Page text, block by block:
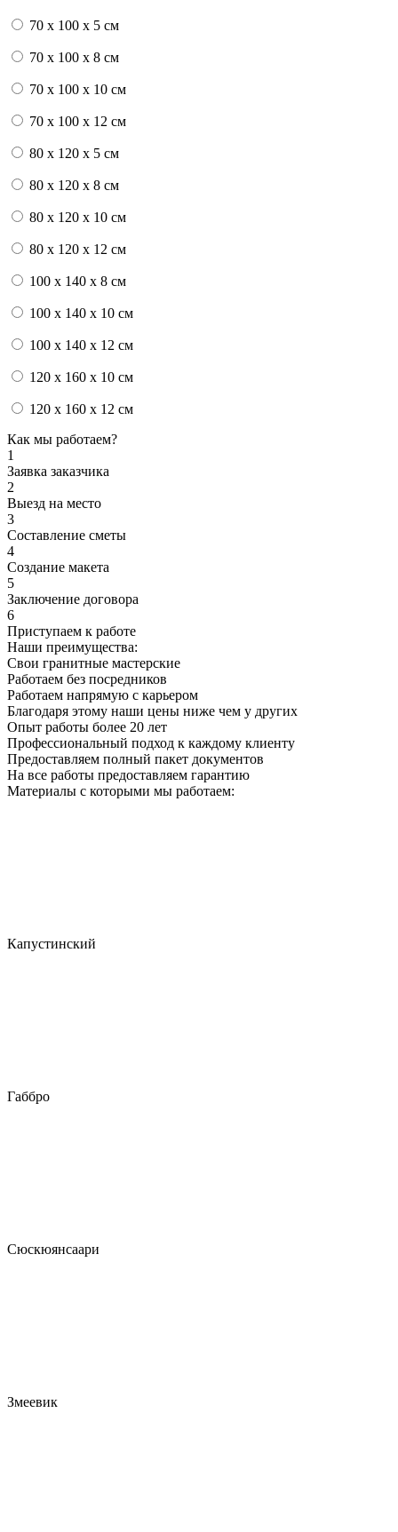
70 x 100 x 5 см
70 x 100 x 8 см
70 x 100 x 10 см
70 x 100 x 12 см
80 x 120 x 5 см
80 x 120 x 8 см
80 x 120 x 10 см
80 x 120 x 12 см
100 x 140 x 8 см
100 x 140 x 10 см
100 x 140 x 12 см
120 x 160 x 10 см
120 x 160 x 12 см
Как мы работаем?
1
Заявка заказчика
2
Выезд на место
3
Составление сметы
4
Создание макета
5
Заключение договора
6
Приступаем к работе
Наши преимущества:
Свои гранитные мастерские
Работаем без посредников
Работаем напрямую с карьером
Благодаря этому наши цены ниже чем у других
Опыт работы более 20 лет
Профессиональный подход к каждому клиенту
Предоставляем полный пакет документов
На все работы предоставляем гарантию
Материалы с которыми мы работаем:
Капустинский
Габбро
Сюскюянсаари
Змеевик